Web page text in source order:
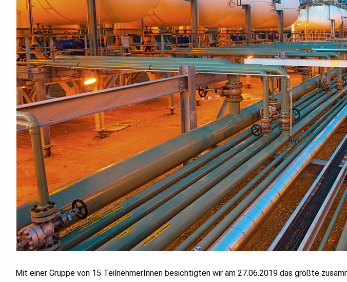
Mit einer Gruppe von 15 TeilnehmerInnen besichtigten wir am 27.06.2019 das größte